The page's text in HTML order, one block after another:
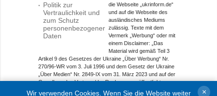
Politik zur
Vertraulichkeit und
zum Schutz
personenbezogener
Daten
die Webseite „ukrinform.de“
und auf die Webseite des
ausländisches Mediums
zulässig. Texte mit dem
Vermerk „Werbung“ oder mit
einem Disclaimer: „Das
Material wird gemäß Teil 3
Artikel 9 des Gesetzes der Ukraine „Über Werbung“ Nr.
270/96-WR vom 3. Juli 1996 und dem Gesetz der Ukraine
„Über Medien“ Nr. 2849-IX vom 31. März 2023 und auf der
Grundlage des Vertrags/der Rechnung veröffentlicht.
Wir verwenden Cookies. Wenn Sie die Website weiter ×